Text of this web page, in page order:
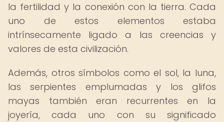
la fertilidad y la conexión con la tierra. Cada
uno de estos elementos estaba
intrínsecamente ligado a las creencias y
valores de esta civilización.
Además, otros símbolos como el sol, la luna,
las serpientes emplumadas y los glifos
mayas también eran recurrentes en la
joyería, cada uno con su significado